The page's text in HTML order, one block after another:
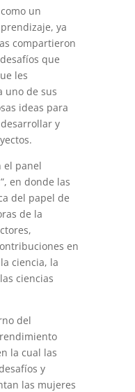
un
ya
compartieron
que
les
uno de sus
ideas para
y
el panel
en donde las
del papel de
de la
en
ciencia, la
ciencias
del
la cual las
y
las mujeres